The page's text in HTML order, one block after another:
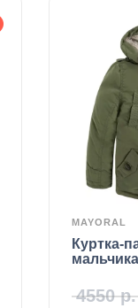
MAYORAL
Куртка-
4550р.